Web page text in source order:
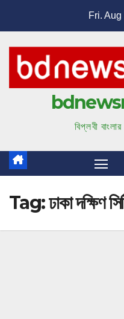
n
Fri.
বিপ্লবী
Tag:ঢাকা দক্ষিণ